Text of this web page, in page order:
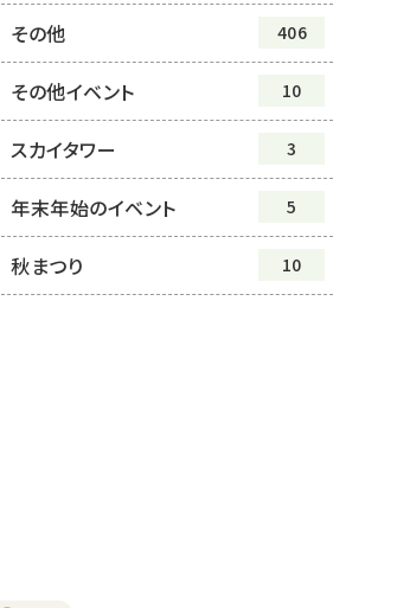
その他 406
その他イベント 10
スカイタワー 3
年末年始のイベント 5
秋まつり 10